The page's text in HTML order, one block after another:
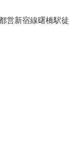
営新宿線曙橋駅徒